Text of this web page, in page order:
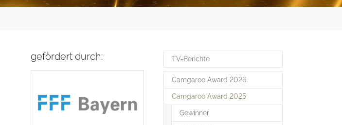
TV-Berichte
Camgaroo Award 2026
Camgaroo Award 2025
Gewinner
gefördert durch: